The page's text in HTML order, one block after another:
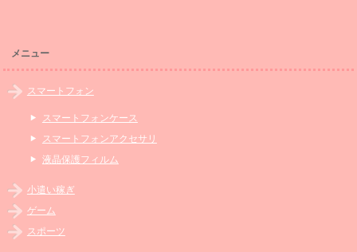
メニュー
スマートフォン
スマートフォンケース
スマートフォンアクセサリ
液晶保護フィルム
小遣い稼ぎ
ゲーム
スポーツ